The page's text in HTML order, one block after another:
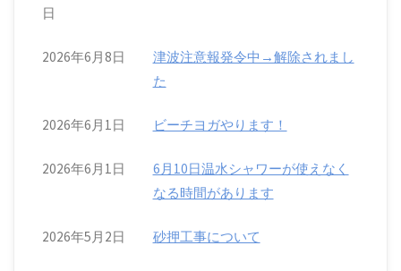
日
2026年6月8日
津波注意報発令中→解除されまし
た
2026年6月1日 ビーチヨガやります！
2026年6月1日
6月10日温水シャワーが使えなく
なる時間があります
2026年5月2日 砂押工事について